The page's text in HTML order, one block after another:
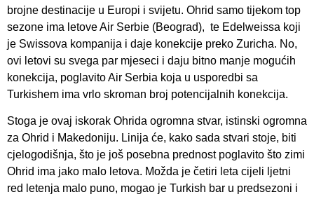
brojne destinacije u Europi i svijetu. Ohrid samo tijekom top
sezone ima letove Air Serbie (Beograd), te Edelweissa koji
je Swissova kompanija i daje konekcije preko Zuricha. No,
ovi letovi su svega par mjeseci i daju bitno manje mogućih
konekcija, poglavito Air Serbia koja u usporedbi sa
Turkishem ima vrlo skroman broj potencijalnih konekcija.
Stoga je ovaj iskorak Ohrida ogromna stvar, istinski ogromna
za Ohrid i Makedoniju. Linija će, kako sada stvari stoje, biti
cjelogodišnja, što je još posebna prednost poglavito što zimi
Ohrid ima jako malo letova. Možda je četiri leta cijeli ljetni
red letenja malo puno, mogao je Turkish bar u predsezoni i